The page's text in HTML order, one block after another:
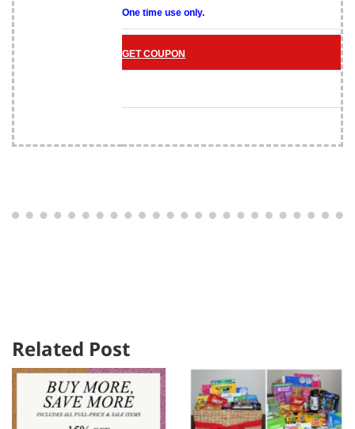
One time use only.
GET COUPON
Related Post